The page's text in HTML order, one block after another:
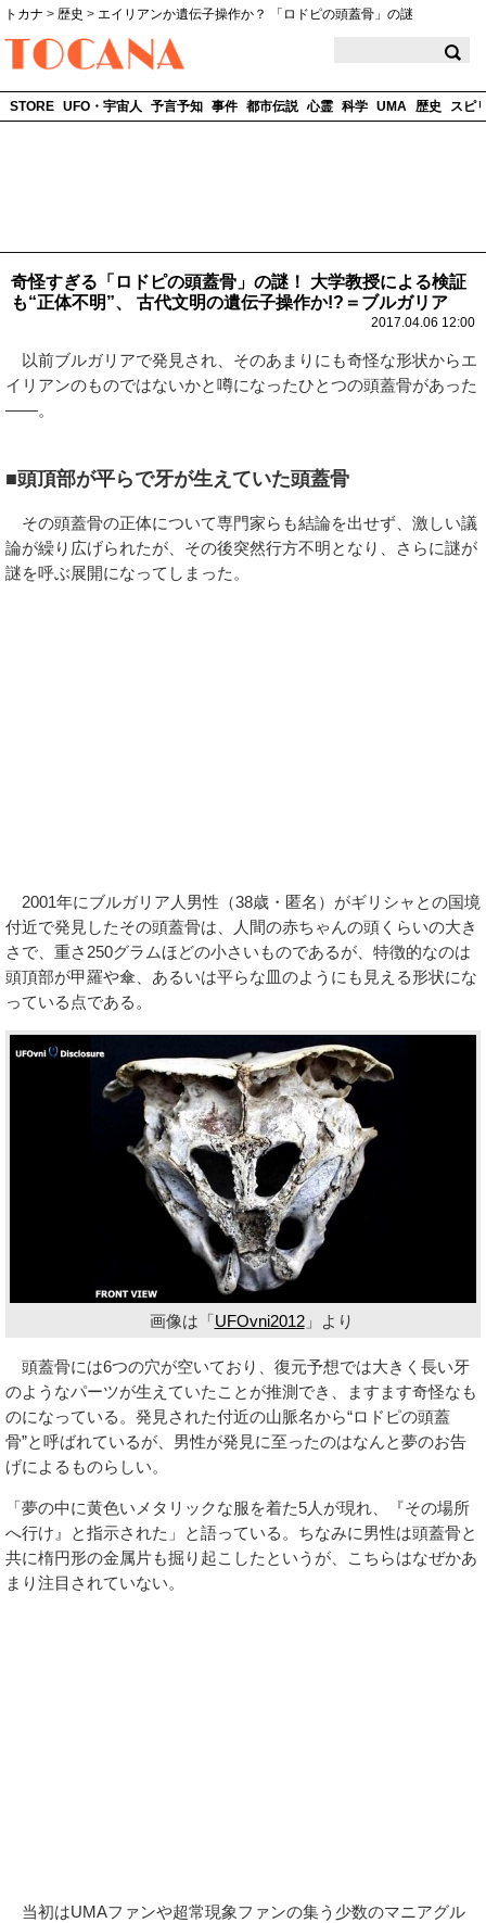
トカナ > 歴史 > エイリアンか遺伝子操作か？ 「ロドピの頭蓋骨」の謎
STORE UFO・宇宙人 予言予知 事件 都市伝説 心霊 科学 UMA 歴史 スピ
奇怪すぎる「ロドピの頭蓋骨」の謎！ 大学教授による検証
も“正体不明”、 古代文明の遺伝子操作か!?＝ブルガリア
2017.04.06 12:00
以前ブルガリアで発見され、そのあまりにも奇怪な形状からエ
イリアンのものではないかと噂になったひとつの頭蓋骨があった
――。
■頭頂部が平らで牙が生えていた頭蓋骨
その頭蓋骨の正体について専門家らも結論を出せず、激しい議
論が繰り広げられたが、その後突然行方不明となり、さらに謎が
謎を呼ぶ展開になってしまった。
2001年にブルガリア人男性（38歳・匿名）がギリシャとの国境
付近で発見したその頭蓋骨は、人間の赤ちゃんの頭くらいの大き
さで、重さ250グラムほどの小さいものであるが、特徴的なのは
頭頂部が甲羅や傘、あるいは平らな皿のようにも見える形状にな
っている点である。
画像は「UFOvni2012」より
頭蓋骨には6つの穴が空いており、復元予想では大きく長い牙
のようなパーツが生えていたことが推測でき、ますます奇怪なも
のになっている。発見された付近の山脈名から“ロドピの頭蓋
骨”と呼ばれているが、男性が発見に至ったのはなんと夢のお告
げによるものらしい。
「夢の中に黄色いメタリックな服を着た5人が現れ、『その場所
へ行け』と指示された」と語っている。ちなみに男性は頭蓋骨と
共に楕円形の金属片も掘り起こしたというが、こちらはなぜかあ
まり注目されていない。
当初はUMAファンや超常現象ファンの集う少数のマニアグル